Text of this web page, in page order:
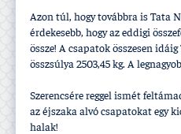
Azon túl, hogy továbbra is Tata
érdekesebb, hogy az eddigi
össze! A csapatok összesen
összsúlya 2503,45 kg. A
Szerencsére reggel ismét
az éjszaka alvó csapatokat egy
halak!